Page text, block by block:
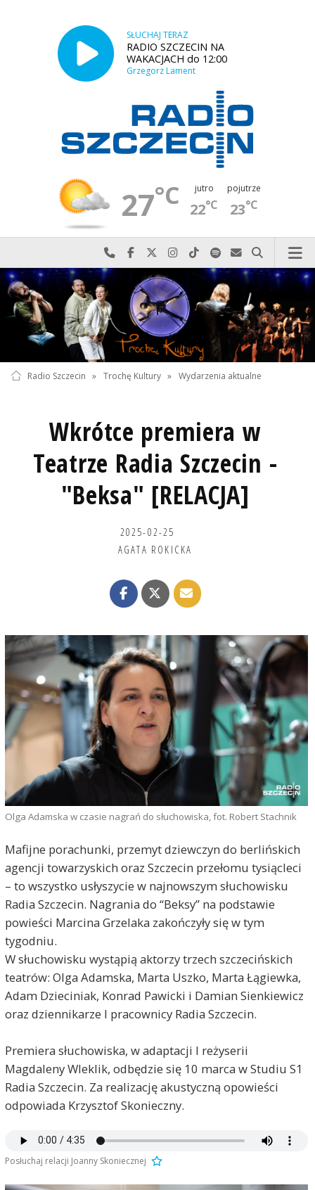
SŁUCHAJ TERAZ
RADIO SZCZECIN NA
WAKACJACH do 12:00
Grzegorz Lament
27°C jutro
22°C
pojutrze
23°C
Najlepiej po prostu do nas zadzwoń
Odwiedź nas na Facebook-u
Odwiedź nas na X
Odwiedź nas na Instagram-ie
Odwiedź nas na TikTok-u
Szukaj nas na Spotify
Wyślij do nas
Szukaj
Radio Szczecin » Trochę Kultury » Wydarzenia aktualne
Wkrótce premiera w
Teatrze Radia Szczecin -
"Beksa" [RELACJA]
2025-02-25
AGATA ROKICKA
Olga Adamska w czasie nagrań do słuchowiska, fot. Robert Stachnik
Mafijne porachunki, przemyt dziewczyn do berlińskich
agencji towarzyskich oraz Szczecin przełomu tysiącleci
– to wszystko usłyszycie w najnowszym słuchowisku
Radia Szczecin. Nagrania do “Beksy” na podstawie
powieści Marcina Grzelaka zakończyły się w tym
tygodniu.
W słuchowisku wystąpią aktorzy trzech szczecińskich
teatrów: Olga Adamska, Marta Uszko, Marta Łągiewka,
Adam Dzieciniak, Konrad Pawicki i Damian Sienkiewicz
oraz dziennikarze I pracownicy Radia Szczecin.
Premiera słuchowiska, w adaptacji I reżyserii
Magdaleny Wleklik, odbędzie się 10 marca w Studiu S1
Radia Szczecin. Za realizację akustyczną opowieści
odpowiada Krzysztof Skonieczny.
Posłuchaj relacji Joanny Skoniecznej